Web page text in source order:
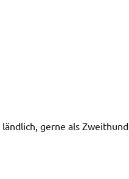
gerne als Zweithund